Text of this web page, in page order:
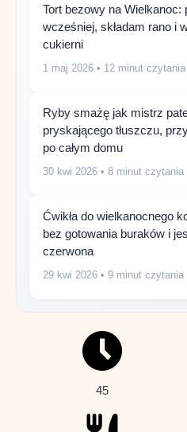
Tort bezowy na Wielkanoc:
wcześniej, składam rano i
cukierni
1 maj 2026 • 12 minut czytania
Ryby smażę jak mistrz
pryskającego tłuszczu,
po całym domu
30 kwi 2026 • 8 minut czytania
Ćwikła do wielkanocnego
bez gotowania buraków i
czerwona
29 kwi 2026 • 9 minut czytania
45